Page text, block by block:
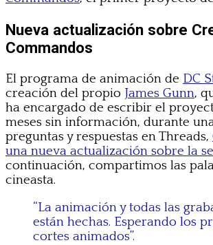
Nueva actualización sobre
Commandos
El programa de animación de DC
creación del propio James Gunn,
ha encargado de escribir el
meses sin información, durante
preguntas y respuestas en Threads,
una nueva actualización sobre la
continuación, compartimos las
cineasta.
“La animación y todas las
están hechas. Esperando los
cortes animados”.